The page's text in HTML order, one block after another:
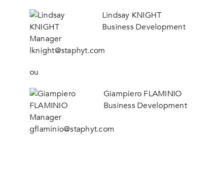
Lindsay KNIGHT
Business Development
Manager
lknight@staphyt.com
ou
Giampiero FLAMINIO
Business Development
Manager
gflaminio@staphyt.com